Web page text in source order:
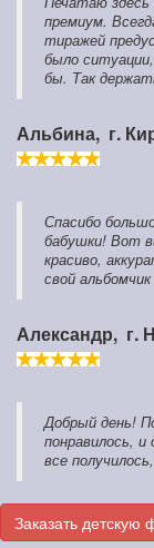
премиум.
тиражей
было
бы. Так
Альбина, г.
Спасибо
бабушки! Вот
красиво,
свой
Александр, г.
Добрый день!
понравилось,
все
Заказать детскую